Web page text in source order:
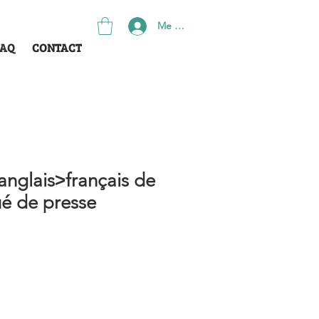
CONTACT
Me connecter
de
de presse